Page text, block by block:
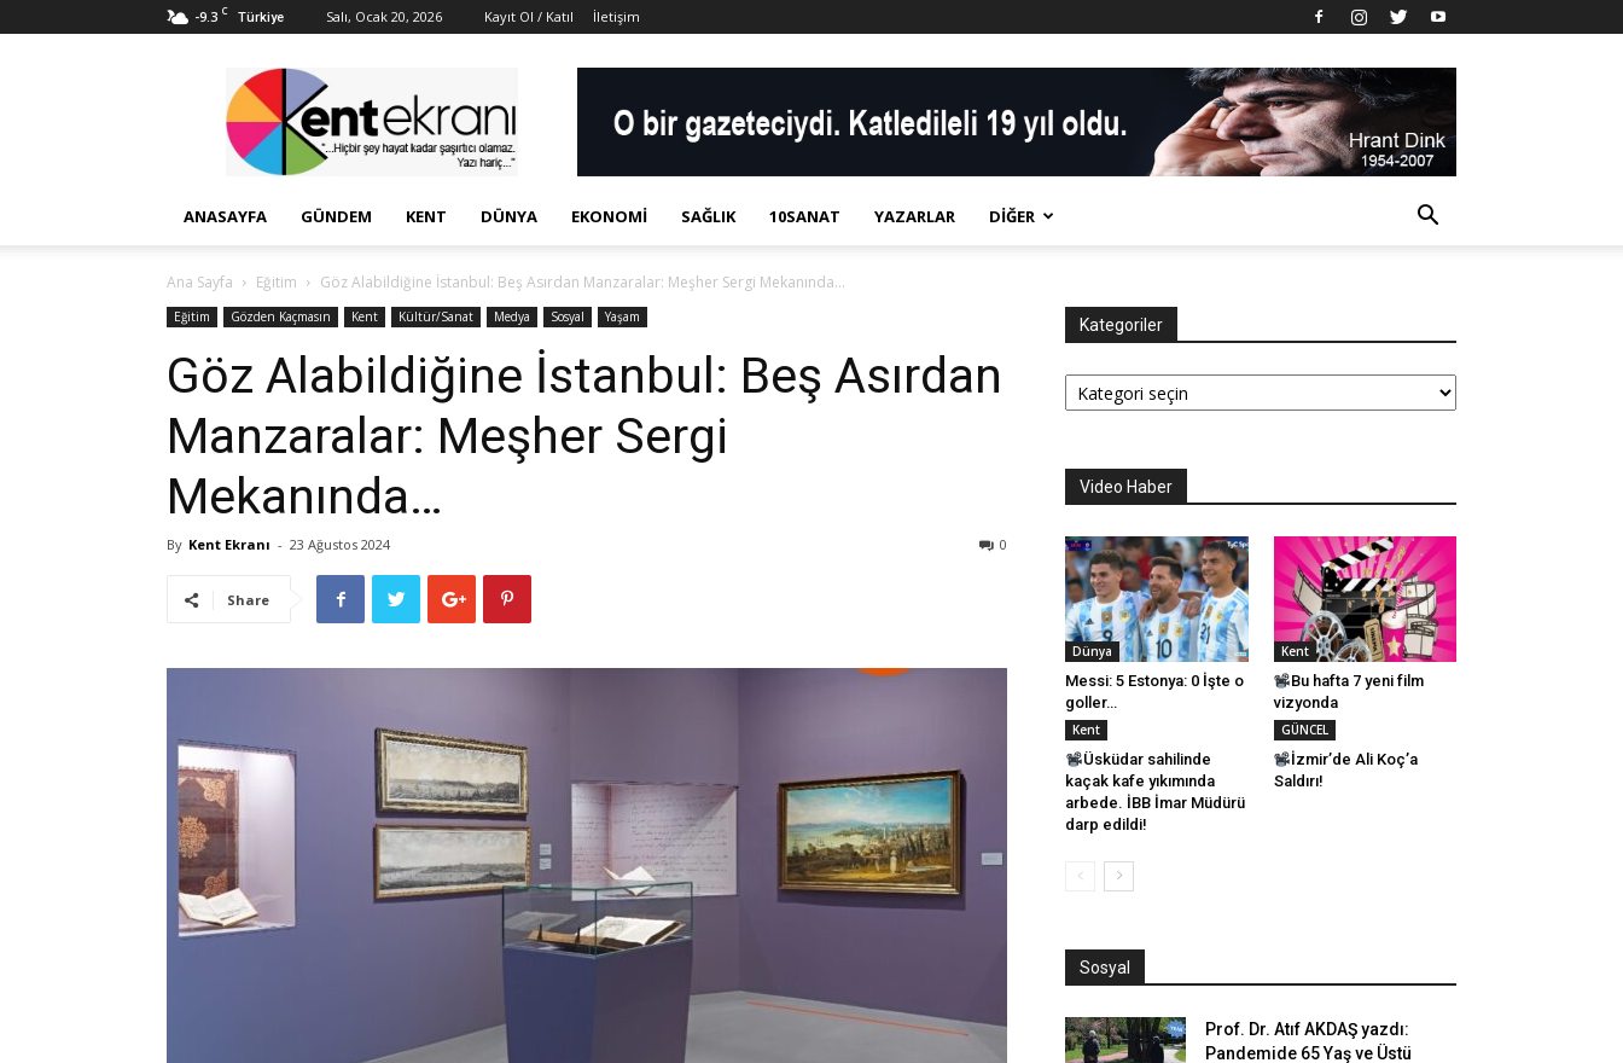
-9.3 C Türkiye Salı, Ocak 20, 2026 Kayıt Ol / Katıl İletişim
Ekranı
ANASAYFA GÜNDEM KENT DÜNYA EKONOMI SAĞLIK 10SANAT YAZARLAR DIĞER
Ana Sayfa Eğitim Göz Alabildiğine İstanbul: Beş Asırdan Manzaralar: Meşher Sergi Mekanında…
Eğitim Gözden Kaçmasın Kent Kültür/Sanat Medya Sosyal Yaşam
Göz Alabildiğine İstanbul: Beş Asırdan
Manzaralar: Meşher Sergi
Mekanında…
By Kent Ekranı - 23 Ağustos 2024 0
Share
Kategoriler
Kategoriler
Video Haber
Dünya
Messi: 5 Estonya: 0 İşte o
goller…
Kent
Bu hafta 7 yeni film
vizyonda
Kent
Üsküdar sahilinde
kaçak kafe yıkımında
arbede. İBB İmar Müdürü
darp edildi!
GÜNCEL
İzmir’de Ali Koç’a
Saldırı!
Sosyal
Prof. Dr. Atıf AKDAŞ yazdı:
Pandemide 65 Yaş ve Üstü